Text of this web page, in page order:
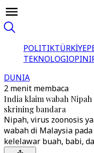
POLITIKTÜRKİYE
TEKNOLOGIOPINI
DUNIA
2 menit membaca
India klaim wabah
skrining bandara
Nipah, virus zoonosis
wabah di Malaysia
kelelawar buah, babi,